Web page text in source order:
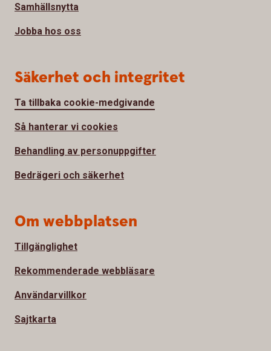
Samhällsnytta
Jobba hos oss
Säkerhet och integritet
Ta tillbaka cookie-medgivande
Så hanterar vi cookies
Behandling av personuppgifter
Bedrägeri och säkerhet
Om webbplatsen
Tillgänglighet
Rekommenderade webbläsare
Användarvillkor
Sajtkarta